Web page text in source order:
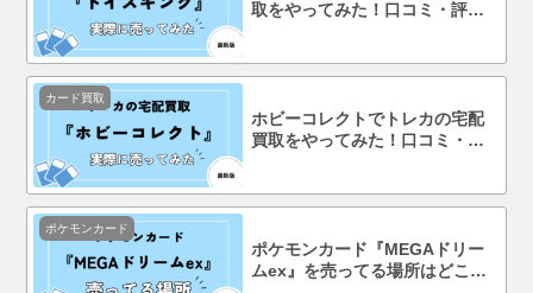
取をやってみた！口コミ・評判
ホビーコレクトでトレカの宅配
買取をやってみた！口コミ・評
カード買取
ポケモンカード『MEGAドリー
ムex』を売ってる場所はどこ？
ポケモンカード